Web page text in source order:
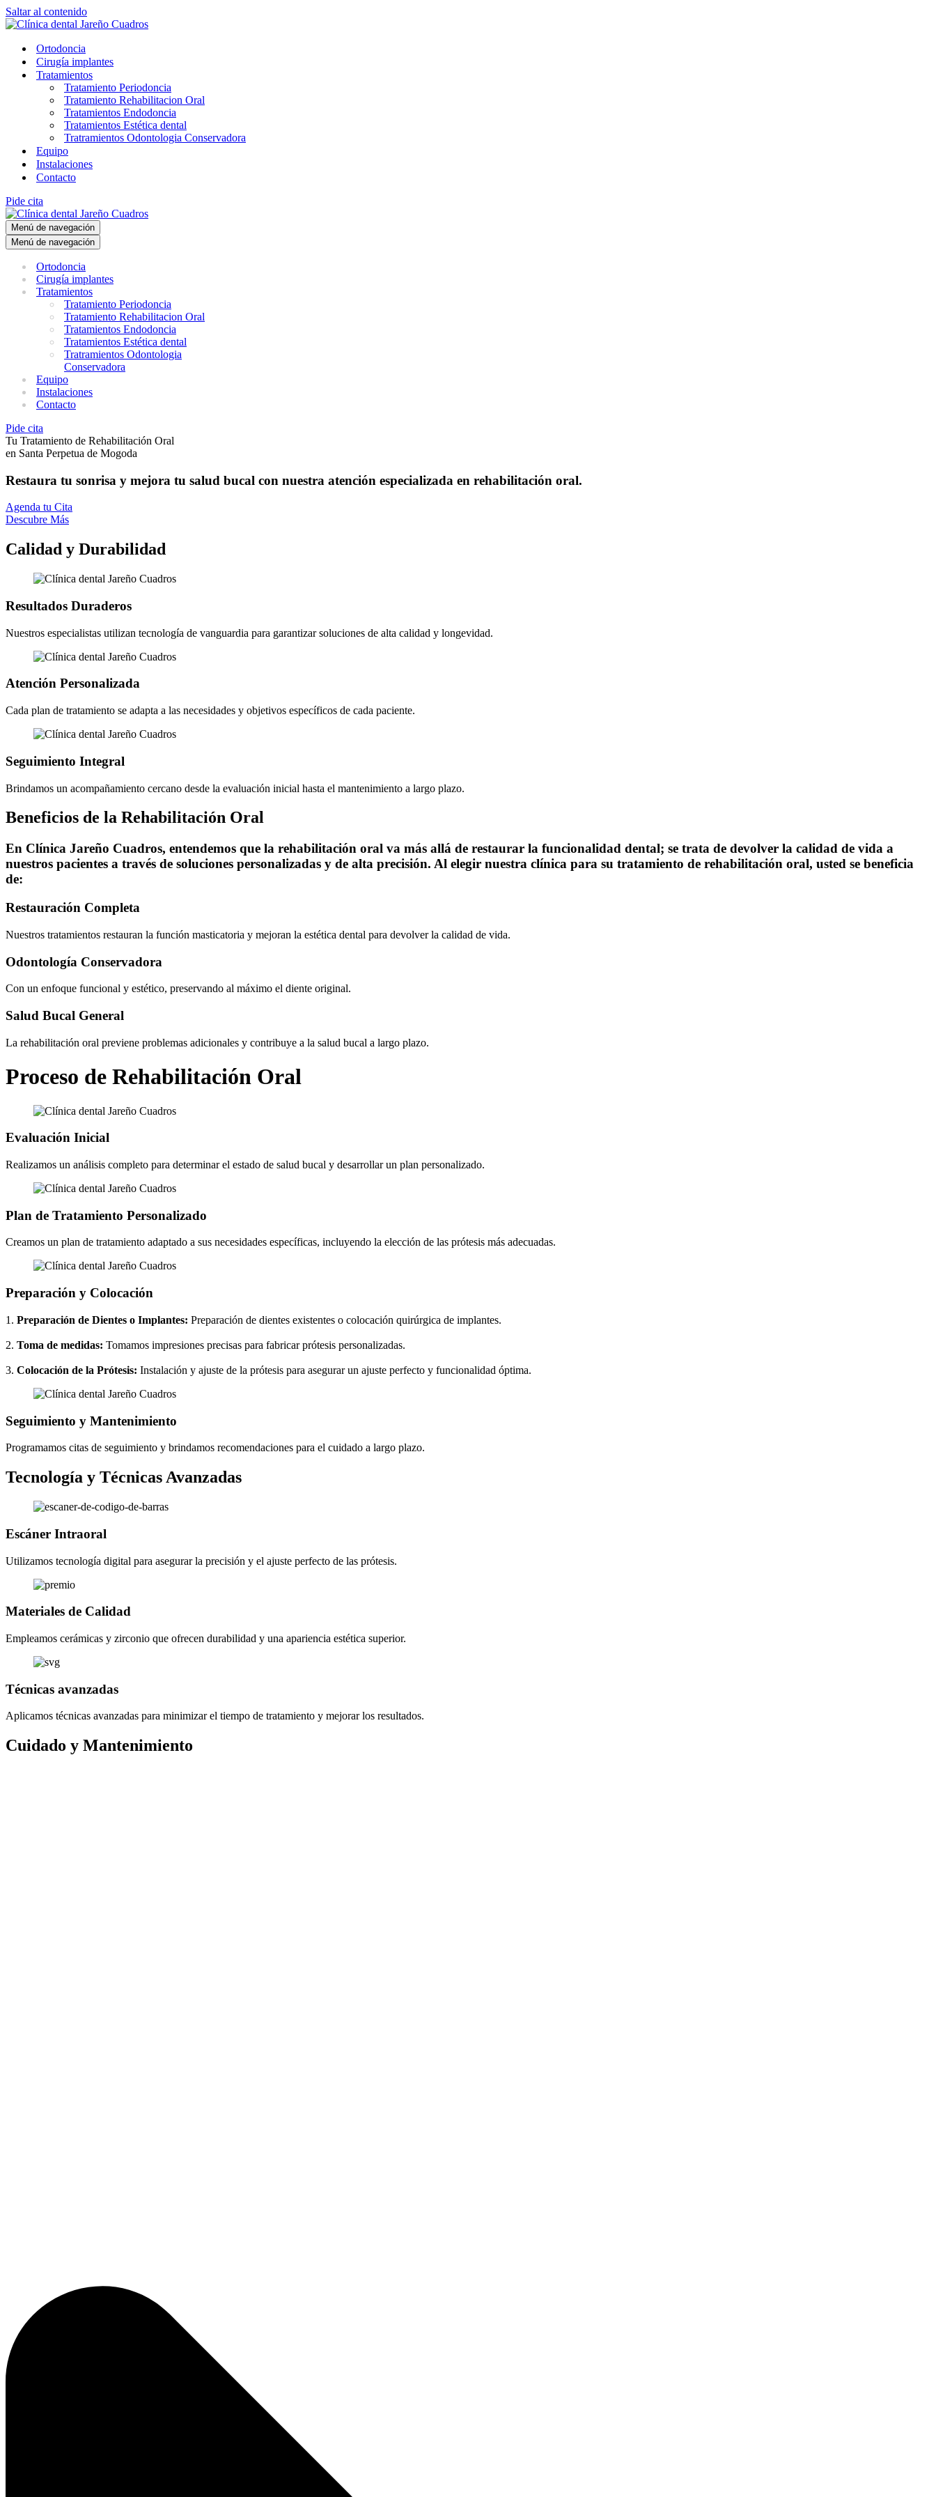
Saltar al contenido
Ortodoncia
Cirugía implantes
Tratamientos
Tratamiento Periodoncia
Tratamiento Rehabilitacion Oral
Tratamientos Endodoncia
Tratamientos Estética dental
Tratramientos Odontologia Conservadora
Equipo
Instalaciones
Contacto
Pide cita
Menú de navegación
Menú de navegación
Ortodoncia
Cirugía implantes
Tratamientos
Tratamiento Periodoncia
Tratamiento Rehabilitacion Oral
Tratamientos Endodoncia
Tratamientos Estética dental
Tratramientos Odontologia
Conservadora
Equipo
Instalaciones
Contacto
Pide cita
Tu Tratamiento de Rehabilitación Oral
en Santa Perpetua de Mogoda
Restaura tu sonrisa y mejora tu salud bucal con nuestra atención especializada en rehabilitación oral.
Agenda tu Cita
Descubre Más
Calidad y Durabilidad
Resultados Duraderos
Nuestros especialistas utilizan tecnología de vanguardia para garantizar soluciones de alta calidad y longevidad.
Atención Personalizada
Cada plan de tratamiento se adapta a las necesidades y objetivos específicos de cada paciente.
Seguimiento Integral
Brindamos un acompañamiento cercano desde la evaluación inicial hasta el mantenimiento a largo plazo.
Beneficios de la Rehabilitación Oral
En Clínica Jareño Cuadros, entendemos que la rehabilitación oral va más allá de restaurar la funcionalidad dental; se trata de devolver la calidad de vida a
nuestros pacientes a través de soluciones personalizadas y de alta precisión. Al elegir nuestra clínica para su tratamiento de rehabilitación oral, usted se beneficia
de:
Restauración Completa
Nuestros tratamientos restauran la función masticatoria y mejoran la estética dental para devolver la calidad de vida.
Odontología Conservadora
Con un enfoque funcional y estético, preservando al máximo el diente original.
Salud Bucal General
La rehabilitación oral previene problemas adicionales y contribuye a la salud bucal a largo plazo.
Proceso de Rehabilitación Oral
Evaluación Inicial
Realizamos un análisis completo para determinar el estado de salud bucal y desarrollar un plan personalizado.
Plan de Tratamiento Personalizado
Creamos un plan de tratamiento adaptado a sus necesidades específicas, incluyendo la elección de las prótesis más adecuadas.
Preparación y Colocación
1. Preparación de Dientes o Implantes: Preparación de dientes existentes o colocación quirúrgica de implantes.
2. Toma de medidas: Tomamos impresiones precisas para fabricar prótesis personalizadas.
3. Colocación de la Prótesis: Instalación y ajuste de la prótesis para asegurar un ajuste perfecto y funcionalidad óptima.
Seguimiento y Mantenimiento
Programamos citas de seguimiento y brindamos recomendaciones para el cuidado a largo plazo.
Tecnología y Técnicas Avanzadas
Escáner Intraoral
Utilizamos tecnología digital para asegurar la precisión y el ajuste perfecto de las prótesis.
Materiales de Calidad
Empleamos cerámicas y zirconio que ofrecen durabilidad y una apariencia estética superior.
Técnicas avanzadas
Aplicamos técnicas avanzadas para minimizar el tiempo de tratamiento y mejorar los resultados.
Cuidado y Mantenimiento